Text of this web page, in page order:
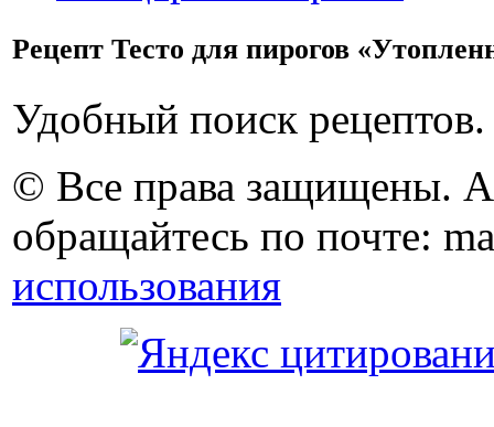
Рецепт Тесто для пирогов
Удобный поиск рецептов.
© Все права защищены.
обращайтесь по почте:
использования